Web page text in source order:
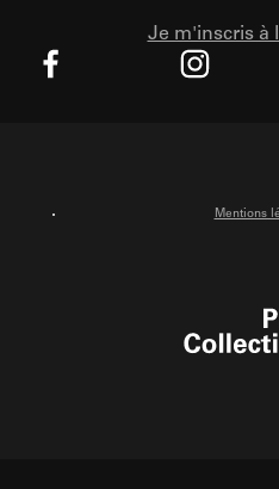
Je m'inscris à
Mentions